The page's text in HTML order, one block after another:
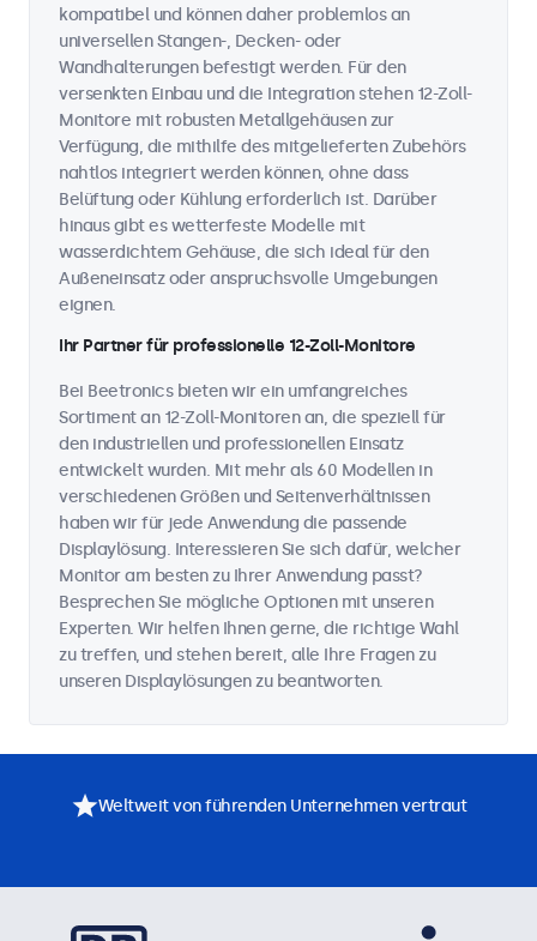
kompatibel und können daher problemlos an
universellen Stangen-, Decken- oder
Wandhalterungen befestigt werden. Für den
versenkten Einbau und die Integration stehen 12-Zoll-
Monitore mit robusten Metallgehäusen zur
Verfügung, die mithilfe des mitgelieferten Zubehörs
nahtlos integriert werden können, ohne dass
Belüftung oder Kühlung erforderlich ist. Darüber
hinaus gibt es wetterfeste Modelle mit
wasserdichtem Gehäuse, die sich ideal für den
Außeneinsatz oder anspruchsvolle Umgebungen
eignen.
Ihr Partner für professionelle 12-Zoll-Monitore
Bei Beetronics bieten wir ein umfangreiches
Sortiment an 12-Zoll-Monitoren an, die speziell für
den industriellen und professionellen Einsatz
entwickelt wurden. Mit mehr als 60 Modellen in
verschiedenen Größen und Seitenverhältnissen
haben wir für jede Anwendung die passende
Displaylösung. Interessieren Sie sich dafür, welcher
Monitor am besten zu Ihrer Anwendung passt?
Besprechen Sie mögliche Optionen mit unseren
Experten. Wir helfen Ihnen gerne, die richtige Wahl
zu treffen, und stehen bereit, alle Ihre Fragen zu
unseren Displaylösungen zu beantworten.
Weltweit von führenden Unternehmen vertraut